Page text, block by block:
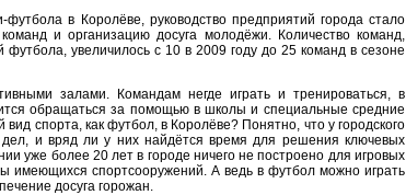
в Королёве, руководство предприятий города стало
и организацию досуга молодёжи. Количество команд,
увеличилось с 10 в 2009 году до 25 команд в сезоне
залами. Командам негде играть и тренироваться, в
обращаться за помощью в школы и специальные средние
спорта, как футбол, в Королёве? Понятно, что у городского
дел, и вряд ли у них найдётся время для решения ключевых
уже более 20 лет в городе ничего не построено для игровых
имеющихся спортсооружений. А ведь в футбол можно играть
досуга горожан.